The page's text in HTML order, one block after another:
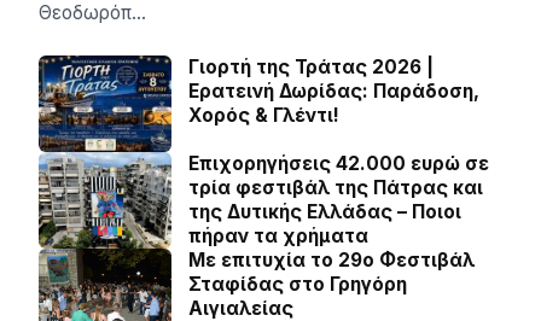
Θεοδωρόπ…
Γιορτή της Τράτας 2026 |
Ερατεινή Δωρίδας: Παράδοση,
Χορός & Γλέντι!
Επιχορηγήσεις 42.000 ευρώ σε
τρία φεστιβάλ της Πάτρας και
της Δυτικής Ελλάδας – Ποιοι
πήραν τα χρήματα
Με επιτυχία το 29ο Φεστιβάλ
Σταφίδας στο Γρηγόρη
Aιγιαλείας